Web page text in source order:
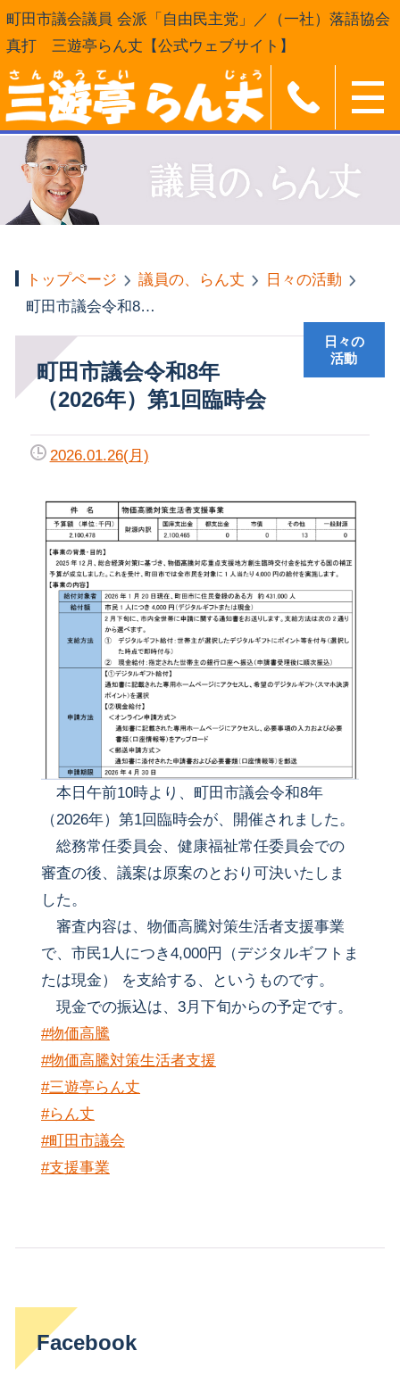
町田市議会議員 会派「自由民主党」／（一社）落語協会
真打 三遊亭らん丈【公式ウェブサイト】
トップページ 議員の、らん丈
日々の活動
町田市議会令和8年（2026年）第1回臨時会
町田市議会令和8年
（2026年）第1回臨時会
日々の
活動
2026.01.26(月)
本日午前10時より、町田市議会令和8年
（2026年）第1回臨時会が、開催されました。
総務常任委員会、健康福祉常任委員会での
審査の後、議案は原案のとおり可決いたしま
した。
審査内容は、物価高騰対策生活者支援事業
で、市民1人につき4,000円（デジタルギフトま
たは現金） を支給する、というものです。
現金での振込は、3月下旬からの予定です。
#物価高騰
#物価高騰対策生活者支援
#三遊亭らん丈
#らん丈
#町田市議会
#支援事業
Facebook